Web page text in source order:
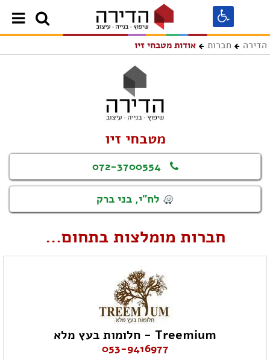
הדירה חברות אודות מטבחי זיו
מטבחי זיו
072-3700554
לח"י, בני ברק
חברות מומלצות בתחום...
Treemium - חלומות בעץ מלא
053-9416977